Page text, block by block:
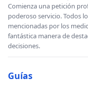
Comienza una petición
poderoso servicio. Todos
mencionadas por los
fantástica manera de
decisiones.
Guías